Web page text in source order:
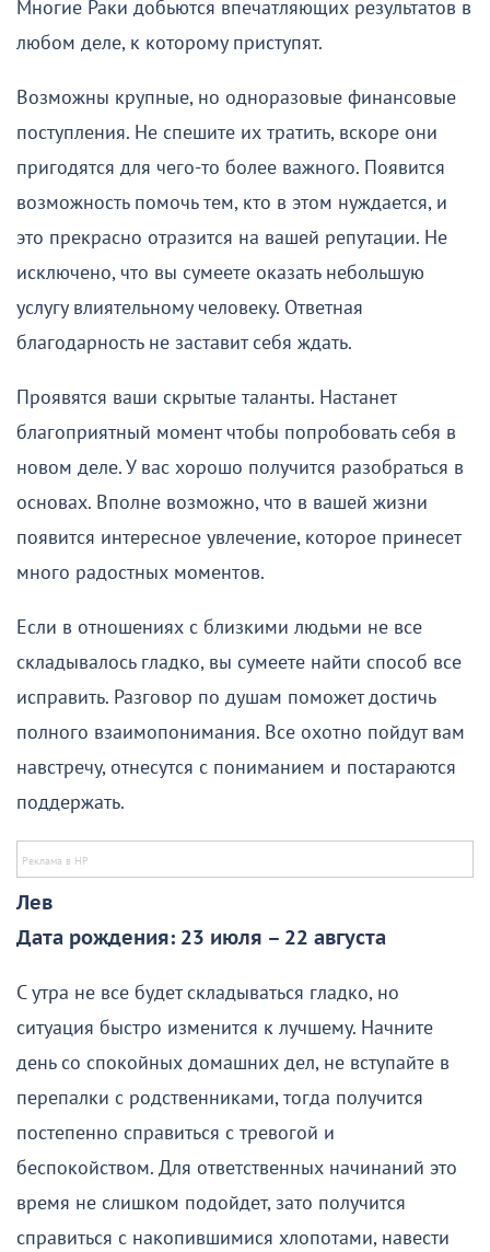
Многие Раки добьются впечатляющих результатов в
любом деле, к которому приступят.
Возможны крупные, но одноразовые финансовые
поступления. Не спешите их тратить, вскоре они
пригодятся для чего-то более важного. Появится
возможность помочь тем, кто в этом нуждается, и
это прекрасно отразится на вашей репутации. Не
исключено, что вы сумеете оказать небольшую
услугу влиятельному человеку. Ответная
благодарность не заставит себя ждать.
Проявятся ваши скрытые таланты. Настанет
благоприятный момент чтобы попробовать себя в
новом деле. У вас хорошо получится разобраться в
основах. Вполне возможно, что в вашей жизни
появится интересное увлечение, которое принесет
много радостных моментов.
Если в отношениях с близкими людьми не все
складывалось гладко, вы сумеете найти способ все
исправить. Разговор по душам поможет достичь
полного взаимопонимания. Все охотно пойдут вам
навстречу, отнесутся с пониманием и постараются
поддержать.
Лев
Дата рождения: 23 июля – 22 августа
С утра не все будет складываться гладко, но
ситуация быстро изменится к лучшему. Начните
день со спокойных домашних дел, не вступайте в
перепалки с родственниками, тогда получится
постепенно справиться с тревогой и
беспокойством. Для ответственных начинаний это
время не слишком подойдет, зато получится
справиться с накопившимися хлопотами, навести